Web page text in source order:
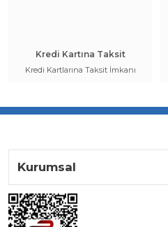
Kredi Kartına Taksit
Kredi Kartlarına Taksit İmkanı
Kurumsal